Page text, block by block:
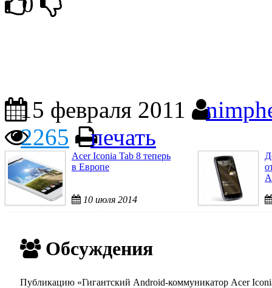
15 февраля 2011
2265
печать
Acer Iconia Tab 8 теперь
в Европе
10 июля 2014
Обсуждения
Публикацию «Гигантский Android-коммуникатор Acer